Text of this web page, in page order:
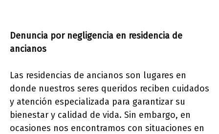
Denuncia por negligencia en residencia de
ancianos
Las residencias de ancianos son lugares en
donde nuestros seres queridos reciben cuidados
y atención especializada para garantizar su
bienestar y calidad de vida. Sin embargo, en
ocasiones nos encontramos con situaciones en